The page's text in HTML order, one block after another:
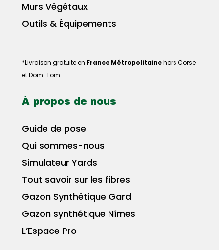
Murs Végétaux
Outils & Équipements
*Livraison gratuite en France Métropolitainehors Corse
et Dom-Tom
À propos de nous
Guide de pose
Qui sommes-nous
Simulateur Yards
Tout savoir sur les fibres
Gazon Synthétique Gard
Gazon synthétique Nîmes
L’Espace Pro